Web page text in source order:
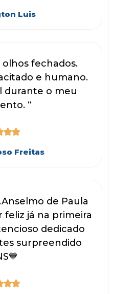
Luis
fechados.
e humano.
durante o meu
“

Freitas
de Paula
feliz já na primeira
dedicado
surpreendido
